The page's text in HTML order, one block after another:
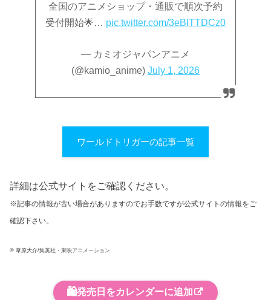
全国のアニメショップ・通販で順次予約
受付開始🌟… pic.twitter.com/3eBITTDCz0
— カミオジャパンアニメ
(@kamio_anime) July 1, 2026
ワールドトリガーの記事一覧
詳細は公式サイトをご確認ください。
※記事の情報が古い場合がありますのでお手数ですが公式サイトの情報をご
確認下さい。
© 葦原大介/集英社・東映アニメーション
🛍️発売日をカレンダーに追加